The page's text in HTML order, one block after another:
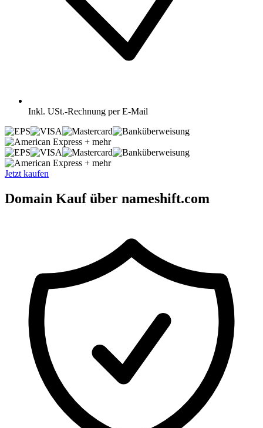
Inkl. USt.-Rechnung per E-Mail
+ mehr
+ mehr
Jetzt kaufen
Domain Kauf über nameshift.com